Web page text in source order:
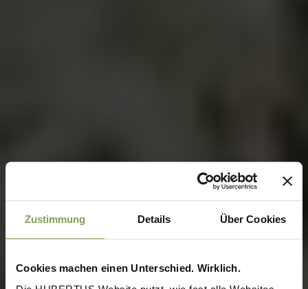
Zustimmung Details Über Cookies
Cookies machen einen Unterschied. Wirklich.